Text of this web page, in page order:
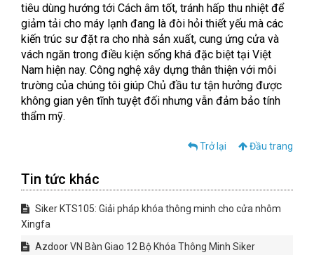
tiêu dùng hướng tới Cách âm tốt, tránh hấp thu nhiệt để
giảm tải cho máy lạnh đang là đòi hỏi thiết yếu mà các
kiến trúc sư đặt ra cho nhà sản xuất, cung ứng cửa và
vách ngăn trong điều kiện sống khá đặc biệt tại Việt
Nam hiện nay. Công nghệ xây dựng thân thiện với môi
trường của chúng tôi giúp Chủ đầu tư tận hưởng được
không gian yên tĩnh tuyệt đối nhưng vẫn đảm bảo tính
thẩm mỹ.
Trở lại Đầu trang
Tin tức khác
Siker KTS105: Giải pháp khóa thông minh cho cửa nhôm
Xingfa
Azdoor VN Bàn Giao 12 Bộ Khóa Thông Minh Siker